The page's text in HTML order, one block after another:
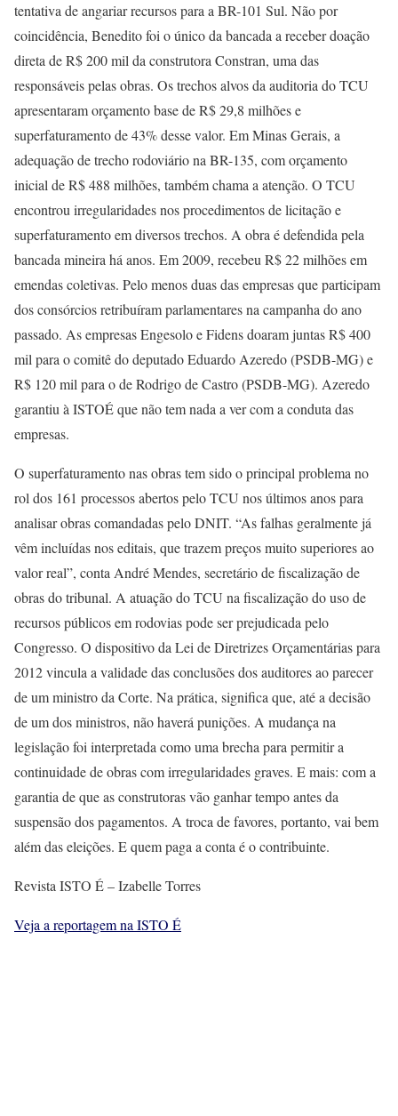
tentativa de angariar recursos para a BR-101 Sul. Não por
coincidência, Benedito foi o único da bancada a receber doação
direta de R$ 200 mil da construtora Constran, uma das
responsáveis pelas obras. Os trechos alvos da auditoria do TCU
apresentaram orçamento base de R$ 29,8 milhões e
superfaturamento de 43% desse valor. Em Minas Gerais, a
adequação de trecho rodoviário na BR-135, com orçamento
inicial de R$ 488 milhões, também chama a atenção. O TCU
encontrou irregularidades nos procedimentos de licitação e
superfaturamento em diversos trechos. A obra é defendida pela
bancada mineira há anos. Em 2009, recebeu R$ 22 milhões em
emendas coletivas. Pelo menos duas das empresas que participam
dos consórcios retribuíram parlamentares na campanha do ano
passado. As empresas Engesolo e Fidens doaram juntas R$ 400
mil para o comitê do deputado Eduardo Azeredo (PSDB-MG) e
R$ 120 mil para o de Rodrigo de Castro (PSDB-MG). Azeredo
garantiu à ISTOÉ que não tem nada a ver com a conduta das
empresas.
O superfaturamento nas obras tem sido o principal problema no
rol dos 161 processos abertos pelo TCU nos últimos anos para
analisar obras comandadas pelo DNIT. “As falhas geralmente já
vêm incluídas nos editais, que trazem preços muito superiores ao
valor real”, conta André Mendes, secretário de fiscalização de
obras do tribunal. A atuação do TCU na fiscalização do uso de
recursos públicos em rodovias pode ser prejudicada pelo
Congresso. O dispositivo da Lei de Diretrizes Orçamentárias para
2012 vincula a validade das conclusões dos auditores ao parecer
de um ministro da Corte. Na prática, significa que, até a decisão
de um dos ministros, não haverá punições. A mudança na
legislação foi interpretada como uma brecha para permitir a
continuidade de obras com irregularidades graves. E mais: com a
garantia de que as construtoras vão ganhar tempo antes da
suspensão dos pagamentos. A troca de favores, portanto, vai bem
além das eleições. E quem paga a conta é o contribuinte.
Revista ISTO É – Izabelle Torres
Veja a reportagem na ISTO É